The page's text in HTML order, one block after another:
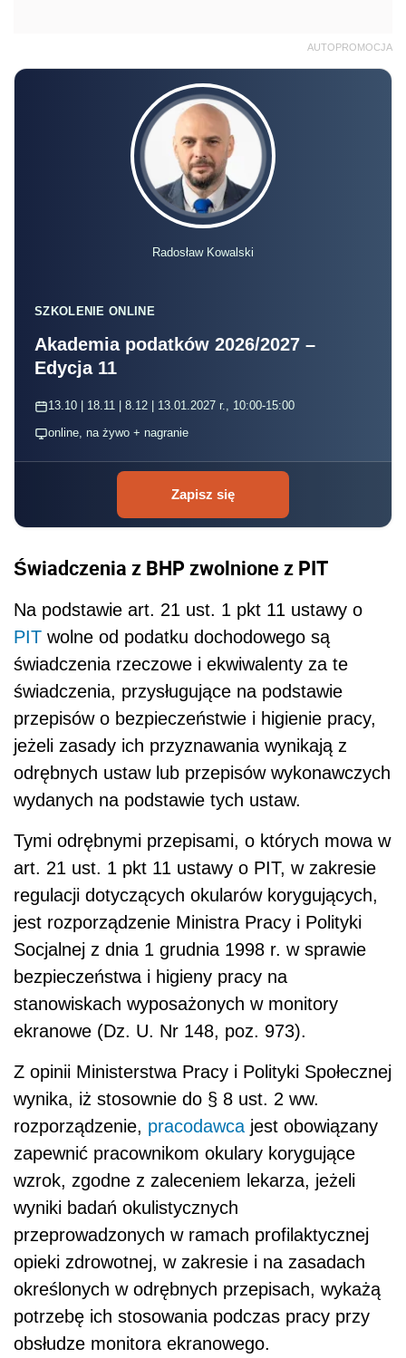
AUTOPROMOCJA
Radosław Kowalski
SZKOLENIE ONLINE
Akademia podatków 2026/2027 –
Edycja 11
13.10 | 18.11 | 8.12 | 13.01.2027 r., 10:00-15:00
online, na żywo + nagranie
Zapisz się
Świadczenia z BHP zwolnione z PIT
Na podstawie art. 21 ust. 1 pkt 11 ustawy o
PIT wolne od podatku dochodowego są
świadczenia rzeczowe i ekwiwalenty za te
świadczenia, przysługujące na podstawie
przepisów o bezpieczeństwie i higienie pracy,
jeżeli zasady ich przyznawania wynikają z
odrębnych ustaw lub przepisów wykonawczych
wydanych na podstawie tych ustaw.
Tymi odrębnymi przepisami, o których mowa w
art. 21 ust. 1 pkt 11 ustawy o PIT, w zakresie
regulacji dotyczących okularów korygujących,
jest rozporządzenie Ministra Pracy i Polityki
Socjalnej z dnia 1 grudnia 1998 r. w sprawie
bezpieczeństwa i higieny pracy na
stanowiskach wyposażonych w monitory
ekranowe (Dz. U. Nr 148, poz. 973).
Z opinii Ministerstwa Pracy i Polityki Społecznej
wynika, iż stosownie do § 8 ust. 2 ww.
rozporządzenie, pracodawca jest obowiązany
zapewnić pracownikom okulary korygujące
wzrok, zgodne z zaleceniem lekarza, jeżeli
wyniki badań okulistycznych
przeprowadzonych w ramach profilaktycznej
opieki zdrowotnej, w zakresie i na zasadach
określonych w odrębnych przepisach, wykażą
potrzebę ich stosowania podczas pracy przy
obsłudze monitora ekranowego.